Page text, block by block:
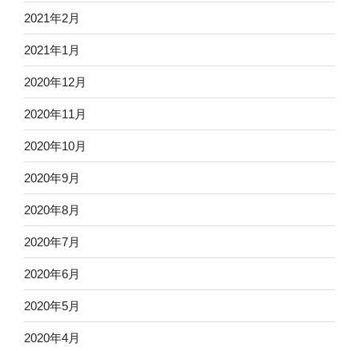
2021年2月
2021年1月
2020年12月
2020年11月
2020年10月
2020年9月
2020年8月
2020年7月
2020年6月
2020年5月
2020年4月